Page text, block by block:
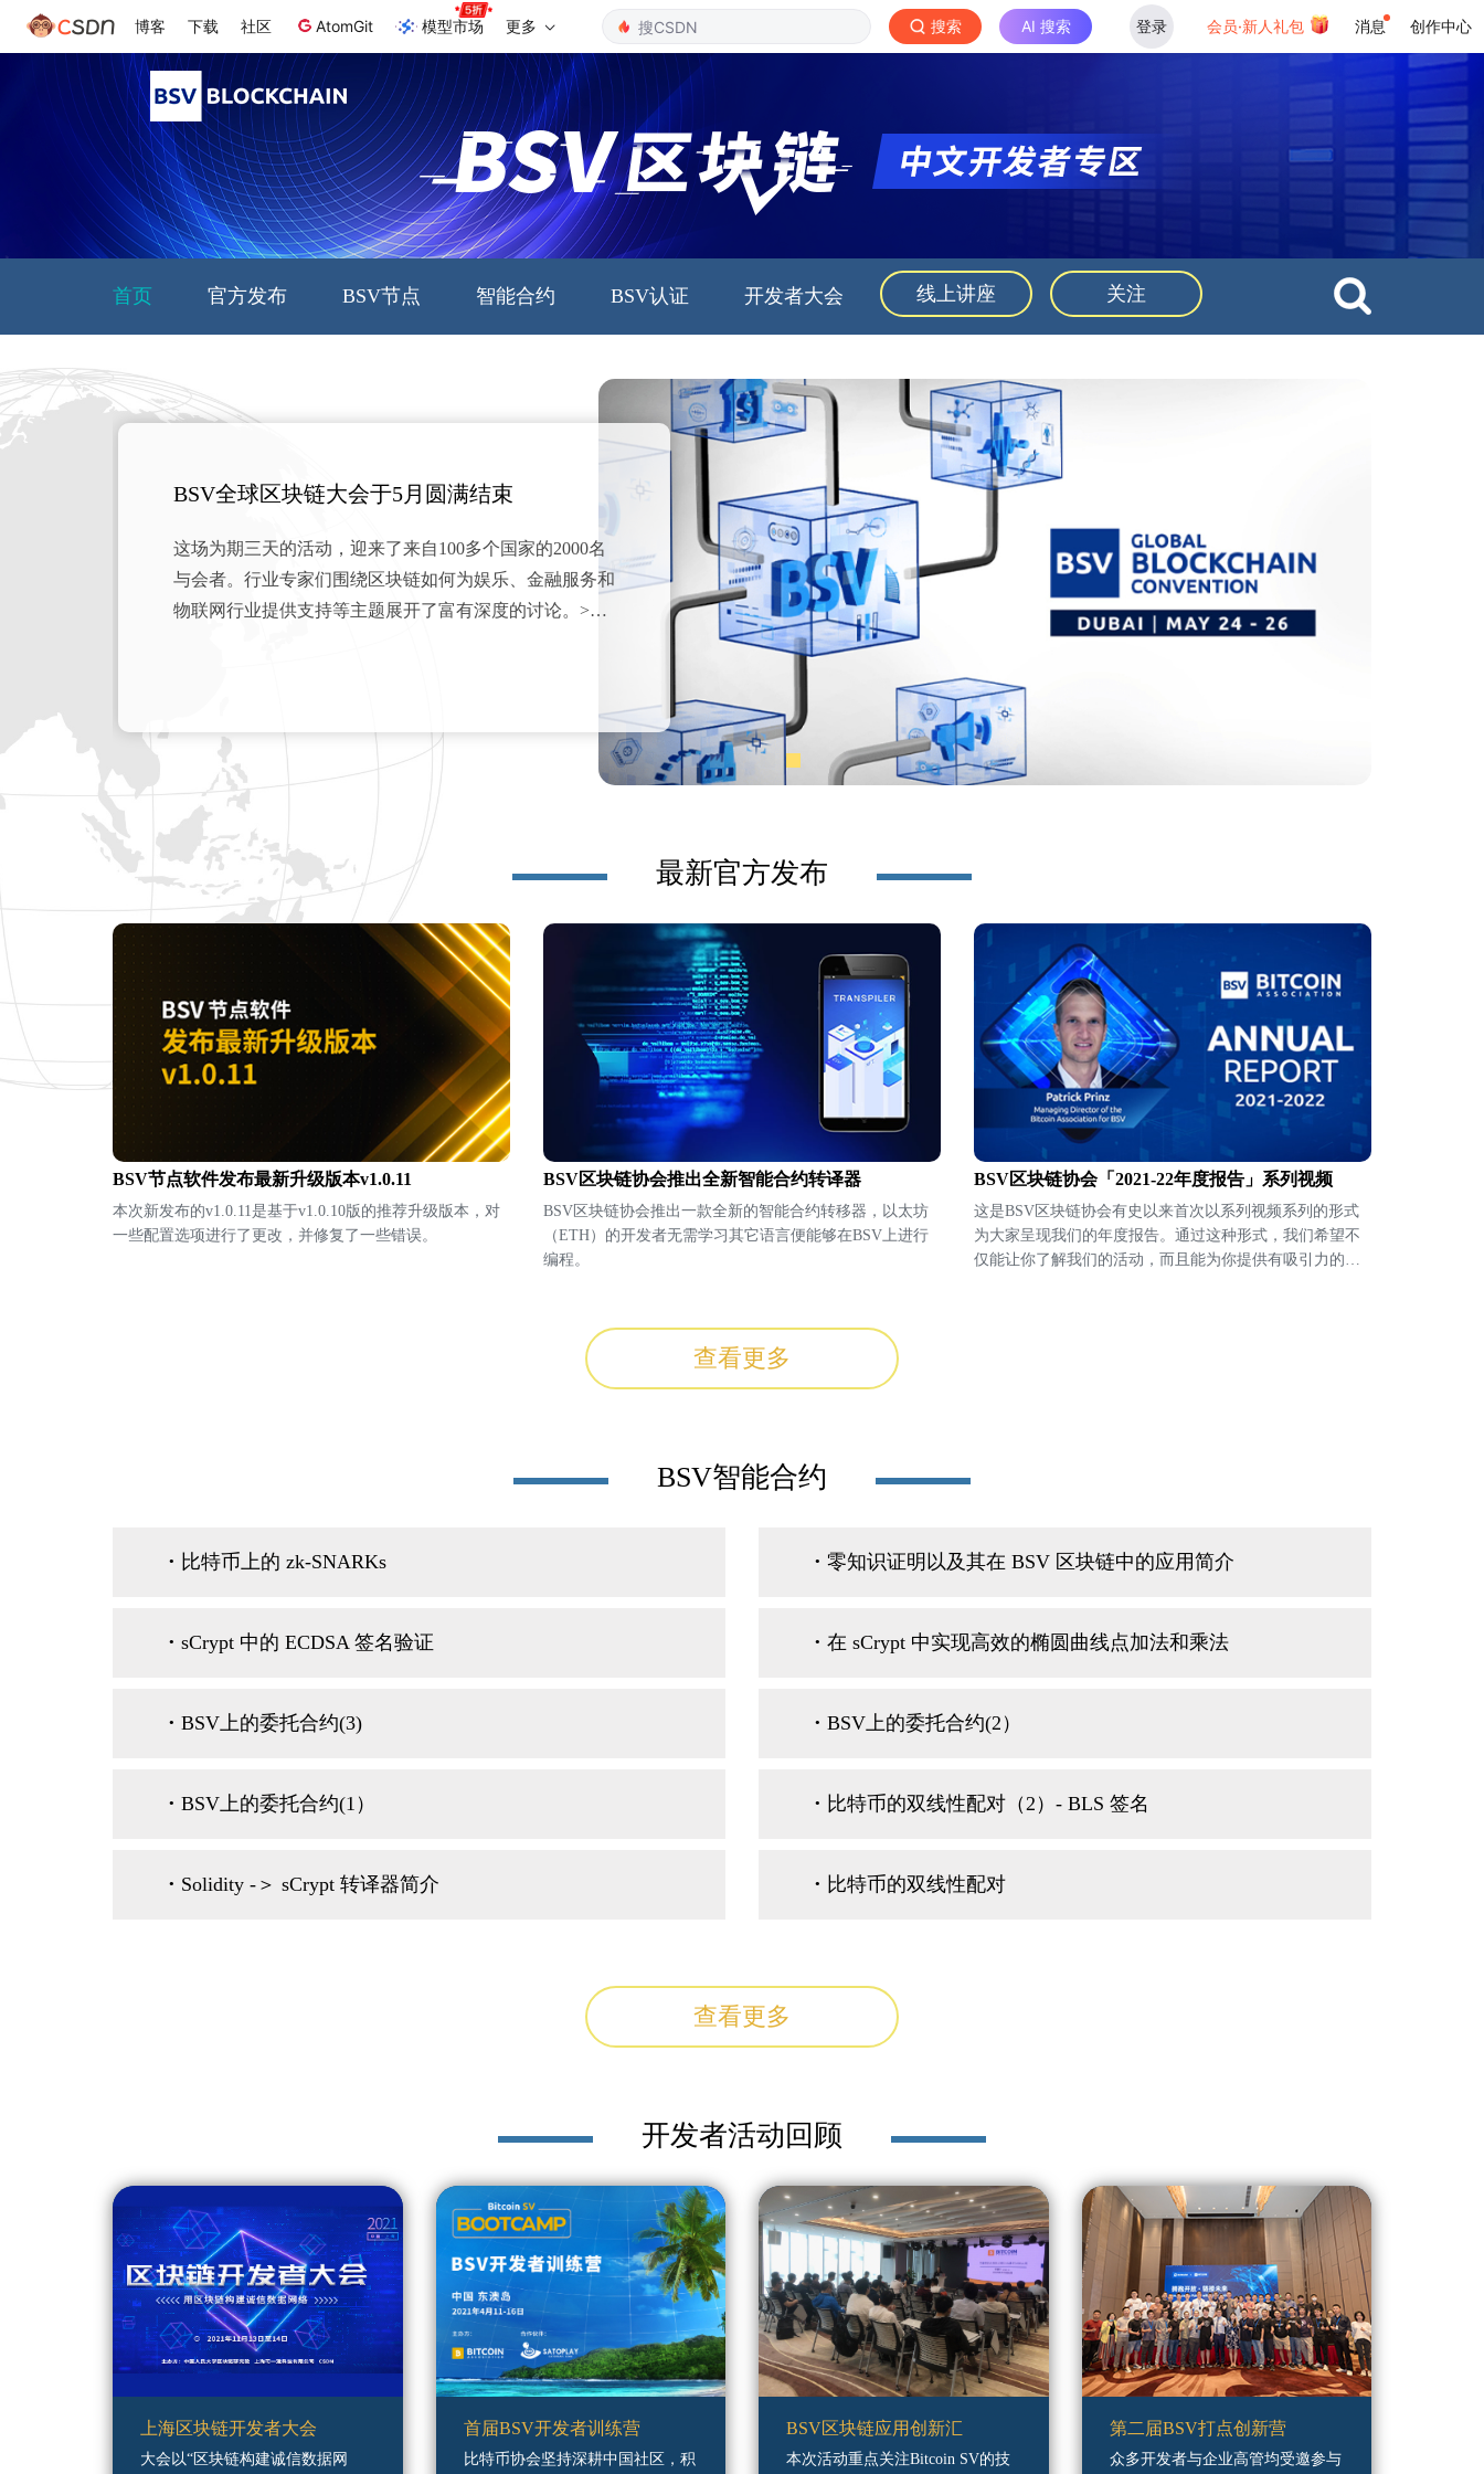
博客 下载 社区 AtomGit 模型市场 更多 搜索 AI 搜索 登录 会员·新人礼包 消息 创作中心
首页 官方发布 BSV节点 智能合约 BSV认证 开发者大会 线上讲座 关注
BSV全球区块链大会于5月圆满结束
这场为期三天的活动，迎来了来自100多个国家的2000名
与会者。行业专家们围绕区块链如何为娱乐、金融服务和
物联网行业提供支持等主题展开了富有深度的讨论。>>
最新官方发布
BSV节点软件发布最新升级版本v1.0.11
本次新发布的v1.0.11是基于v1.0.10版的推荐升级版本，对
一些配置选项进行了更改，并修复了一些错误。
BSV区块链协会推出全新智能合约转译器
BSV区块链协会推出一款全新的智能合约转移器，以太坊
（ETH）的开发者无需学习其它语言便能够在BSV上进行
编程。
BSV区块链协会「2021-22年度报告」系列视频
这是BSV区块链协会有史以来首次以系列视频系列的形式
为大家呈现我们的年度报告。通过这种形式，我们希望不
仅能让你了解我们的活动，而且能为你提供有吸引力的内
查看更多
BSV智能合约
· 比特币上的 zk-SNARKs · 零知识证明以及其在 BSV 区块链中的应用简介
· sCrypt 中的 ECDSA 签名验证 · 在 sCrypt 中实现高效的椭圆曲线点加法和乘法
· BSV上的委托合约(3) · BSV上的委托合约(2）
· BSV上的委托合约(1） · 比特币的双线性配对（2）- BLS 签名
· Solidity -＞ sCrypt 转译器简介 · 比特币的双线性配对
查看更多
开发者活动回顾
上海区块链开发者大会
（2021）
大会以“区块链构建诚信数据网
首届BSV开发者训练营
比特币协会坚持深耕中国社区，积
BSV区块链应用创新汇
本次活动重点关注Bitcoin SV的技
第二届BSV打点创新营
众多开发者与企业高管均受邀参与